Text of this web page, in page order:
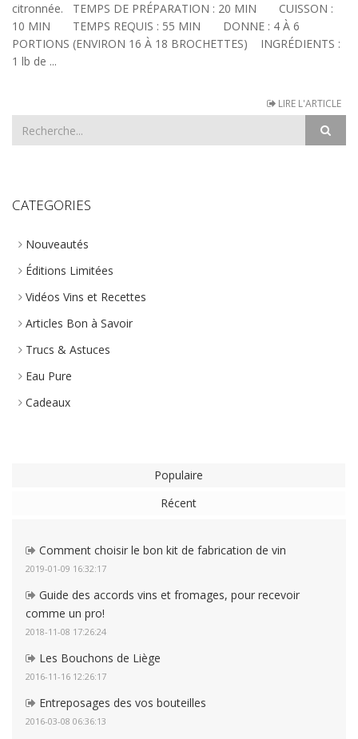
citronnée. TEMPS DE PRÉPARATION : 20 MIN CUISSON :
10 MIN TEMPS REQUIS : 55 MIN DONNE : 4 À 6
PORTIONS (ENVIRON 16 À 18 BROCHETTES) INGRÉDIENTS :
1 lb de ...
LIRE L'ARTICLE
CATEGORIES
Nouveautés
Éditions Limitées
Vidéos Vins et Recettes
Articles Bon à Savoir
Trucs & Astuces
Eau Pure
Cadeaux
Populaire
Récent
Comment choisir le bon kit de fabrication de vin
2019-01-09 16:32:17
Guide des accords vins et fromages, pour recevoir
comme un pro!
2018-11-08 17:26:24
Les Bouchons de Liège
2016-11-16 12:26:17
Entreposages des vos bouteilles
2016-03-08 06:36:13